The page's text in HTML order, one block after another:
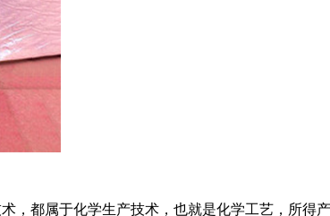
，都属于化学生产技术，也就是化学工艺，所得